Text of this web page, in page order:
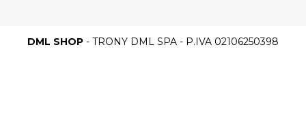
DML SHOP - TRONY DML SPA - P.IVA 02106250398